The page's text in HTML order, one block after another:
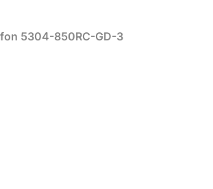
5304-850RC-GD-3